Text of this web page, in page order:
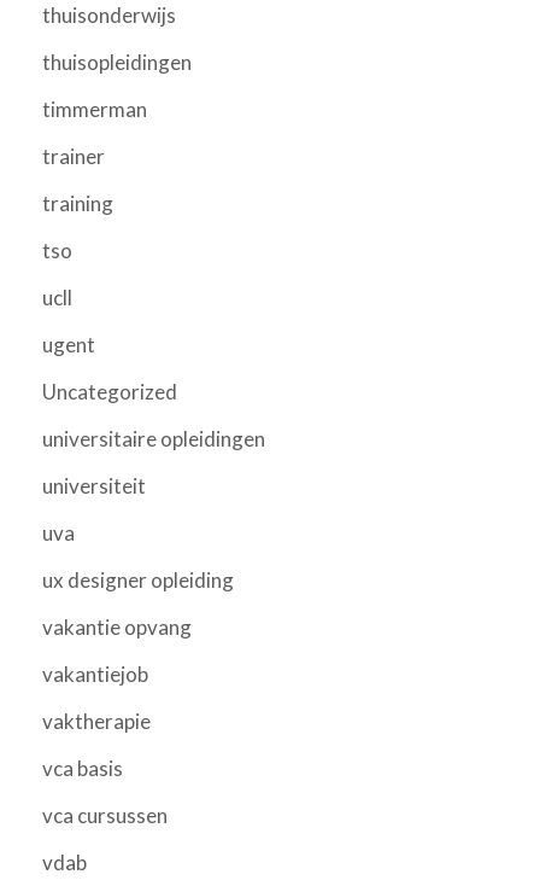
thuisonderwijs
thuisopleidingen
timmerman
trainer
training
tso
ucll
ugent
Uncategorized
universitaire opleidingen
universiteit
uva
ux designer opleiding
vakantie opvang
vakantiejob
vaktherapie
vca basis
vca cursussen
vdab